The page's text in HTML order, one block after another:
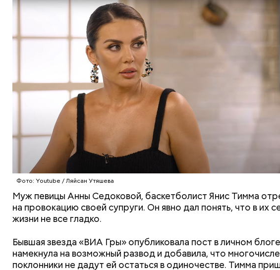
Фото: Youtube / Ляйсан Утяшева
Муж певицы Анны Седоковой, баскетболист Янис Тимма
на провокацию своей супруги. Он явно дал понять, что в их
жизни не все гладко.
Бывшая звезда «ВИА Гры» опубликовала пост в личном
намекнула на возможный развод и добавила, что
поклонники не дадут ей остаться в одиночестве. Тимма
Поляков предупредил: не стоит собирать грибы у обочин
рядом с промышленными предприятиями, так как они могут
накапливать в себе токсические вещества.
нужно застыть на месте и не двигаться;
нельзя ни в коем случае махать руками;
не стоит пытаться «поймать» молнию или потрогать,
академик.
можно
«Поколение соло»: что стоит
за желанием молодежи жить
с фокусом «на себя»
Разрыв в
обстоят дела с
стереотипами